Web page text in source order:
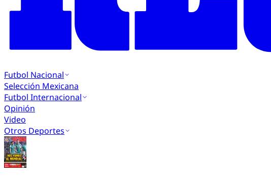
Futbol Nacional
Selección Mexicana
Futbol Internacional
Opinión
Video
Otros Deportes